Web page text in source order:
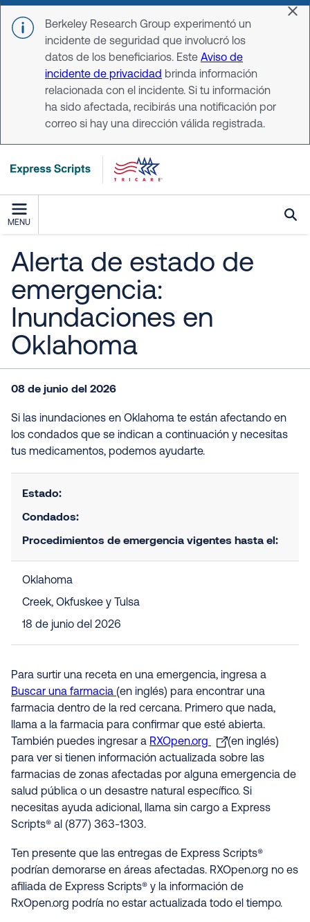
Skip to main content
Berkeley Research Group experimentó un
incidente de seguridad que involucró los
datos de los beneficiarios. Este Aviso de
incidente de privacidad brinda información
relacionada con el incidente. Si tu información
ha sido afectada, recibirás una notificación por
correo si hay una dirección válida registrada.
MENU
Alerta de estado de
emergencia:
Inundaciones en
Oklahoma
08 de junio del 2026
Si las inundaciones en Oklahoma te están afectando en
los condados que se indican a continuación y necesitas
tus medicamentos, podemos ayudarte.
Estado:
Condados:
Procedimientos de emergencia vigentes hasta el:
Oklahoma
Creek, Okfuskee y Tulsa
18 de junio del 2026
Para surtir una receta en una emergencia, ingresa a
Buscar una farmacia (en inglés) para encontrar una
farmacia dentro de la red cercana. Primero que nada,
llama a la farmacia para confirmar que esté abierta.
También puedes ingresar a RXOpen.org
(en inglés)
para ver si tienen información actualizada sobre las
farmacias de zonas afectadas por alguna emergencia de
salud pública o un desastre natural específico. Si
necesitas ayuda adicional, llama sin cargo a Express
Scripts® al (877) 363-1303.
Ten presente que las entregas de Express Scripts®
podrían demorarse en áreas afectadas. RXOpen.org no es
afiliada de Express Scripts® y la información de
RxOpen.org podría no estar actualizada todo el tiempo.